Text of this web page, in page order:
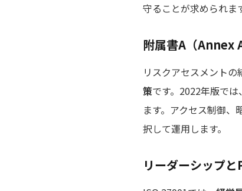
守ることが求められま
附属書A（Annex
リスクアセスメント
策です。2022年版では、
ます。アクセス制御
択して運用します。
リーダーシップ